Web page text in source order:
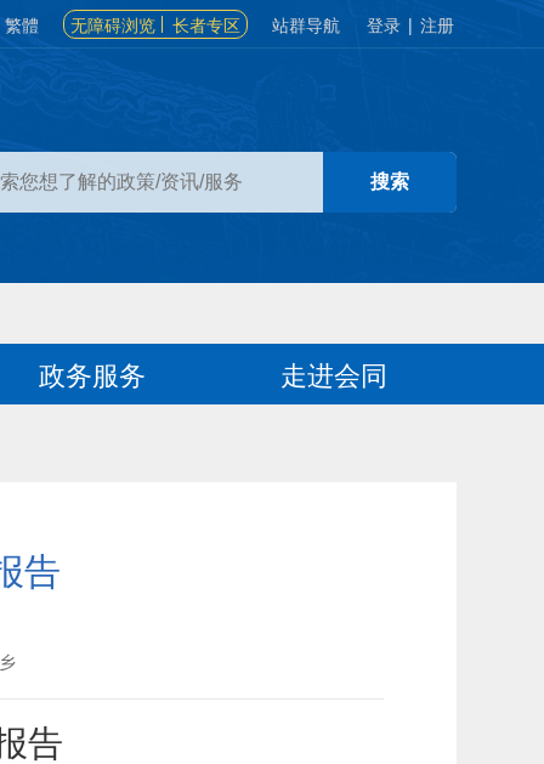
繁體 无障碍浏览 长者专区 站群导航 登录 | 注册
政务服务 走进会同
告
告